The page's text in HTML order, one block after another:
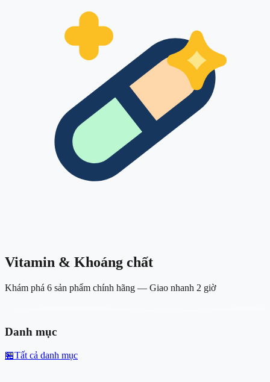
Vitamin & Khoáng chất
Khám phá 6 sản phẩm chính hãng — Giao nhanh 2 giờ
Danh mục
🏪Tất cả danh mục